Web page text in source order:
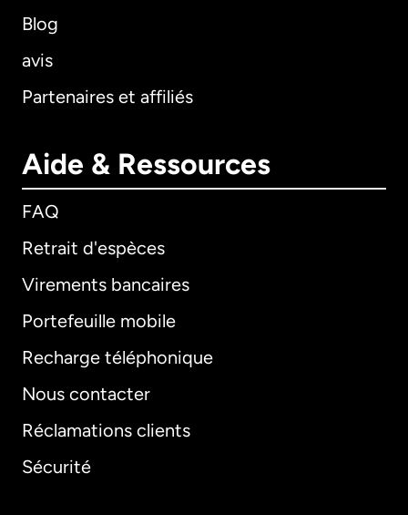
Blog
avis
Partenaires et affiliés
Aide & Ressources
FAQ
Retrait d'espèces
Virements bancaires
Portefeuille mobile
Recharge téléphonique
Nous contacter
Réclamations clients
Sécurité